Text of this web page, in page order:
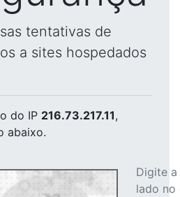
tentativas de
a sites hospedados
do IP 216.73.217.11,
abaixo.
Digite
lado no